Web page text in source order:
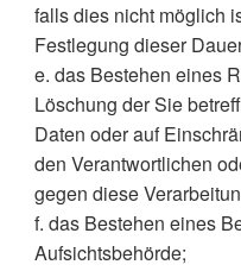
falls dies nicht möglich
Festlegung dieser
e. das Bestehen eines
Löschung der Sie
Daten oder auf
den Verantwortlichen
gegen diese
f. das Bestehen eines
Aufsichtsbehörde;